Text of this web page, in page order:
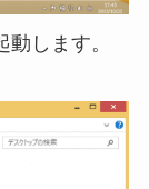
します。